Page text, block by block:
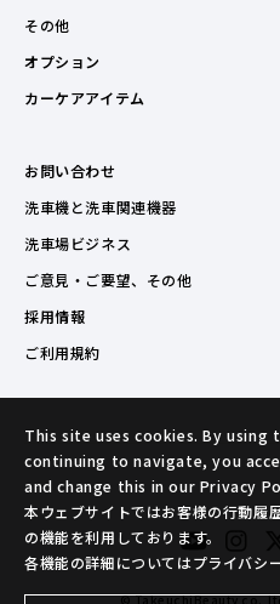
その他
オプション
カーケアアイテム
お問い合わせ
洗車機と洗車関連機器
洗車場ビジネス
ご意見・ご要望、その他
採用情報
ご利用規約
© TakeuchiBeauty
This site uses cookies. By
continuing to navigate, you
and change this in our Privacy
本ウェブサイトではお客様の行動履
の機能を利用しております。
各機能の詳細についてはプライバシ